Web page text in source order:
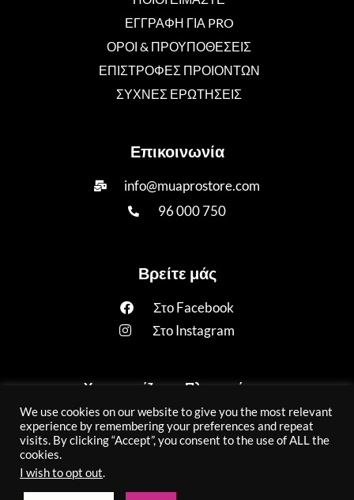
ΕΓΓΡΑΦΗ ΓΙΑ PRO
ΟΡΟΙ & ΠΡΟΥΠΟΘΕΣΕΙΣ
ΕΠΙΣΤΡΟΦΕΣ ΠΡΟΙΟΝΤΩΝ
ΣΥΧΝΕΣ ΕΡΩΤΗΣΕΙΣ
Επικοινωνία
info@muaprostore.com
96 000 750
Βρείτε μάς
Στο Facebook
Στο Instagram
Υποστηρίζουμε Πληρωμές με:
Copyright 2025 © All rights Reserved Muaprostore.com
We use cookies on our website to give you the most relevant
experience by remembering your preferences and repeat
visits. By clicking “Accept”, you consent to the use of ALL the
cookies.
I wish to opt out.